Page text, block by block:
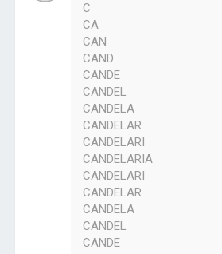
C
CA
CAN
CAND
CANDE
CANDEL
CANDELA
CANDELAR
CANDELARI
CANDELARIA
CANDELARI
CANDELAR
CANDELA
CANDEL
CANDE